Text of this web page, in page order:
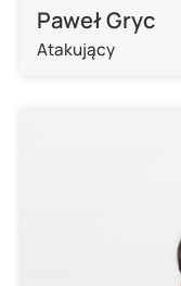
Paweł Gryc
Atakujący